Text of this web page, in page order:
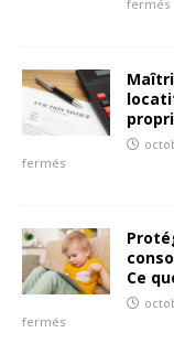
fermés
fermés
Ce
fermés